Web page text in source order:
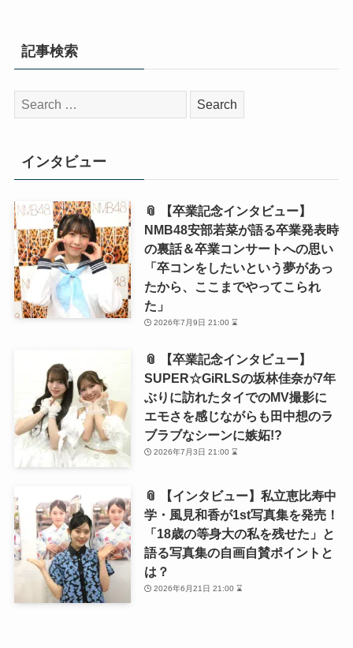
記事検索
検
索:
インタビュー
📎 【卒業記念インタビュー】
NMB48安部若菜が語る卒業発表時
の裏話＆卒業コンサートへの思い
「卒コンをしたいという夢があっ
たから、ここまでやってこられ
た」
2026年7月9日 21:00 ⌛
📎 【卒業記念インタビュー】
SUPER☆GiRLSの坂林佳奈が7年
ぶりに訪れたタイでのMV撮影に
エモさを感じながらも田中想のラ
ブラブなシーンに嫉妬!?
2026年7月3日 21:00 ⌛
📎 【インタビュー】私立恵比寿中
学・風見和香が1st写真集を発売！
「18歳の等身大の私を残せた」と
語る写真集の自画自賛ポイントと
は？
2026年6月21日 21:00 ⌛